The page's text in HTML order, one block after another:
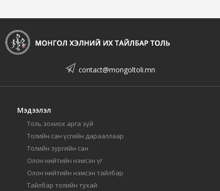
contact@mongoltoli.mn
Мэдээлэл
Толь зохиох арга зүй
Толийн сан үсгийн дарааллаар
Толийн зургийн сан
Олон нийтийн нэмсэн үг
Олон нийтийн нэмсэн тайлбар
Тайлбар толийн тухай